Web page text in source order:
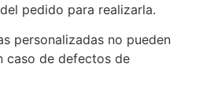
pedido para realizarla.
personalizadas no pueden
caso de defectos de